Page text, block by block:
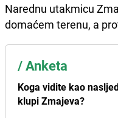
Narednu utakmicu
domaćem terenu, a
/Anketa
Koga vidite kao
klupi Zmajeva?